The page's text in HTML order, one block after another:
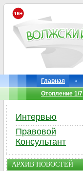
Главная
Отопление 1/7
Интервью
Правовой
Консультант
АРХИВ НОВОСТЕЙ